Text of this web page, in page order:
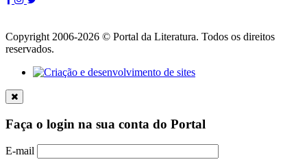
Copyright 2006-2026 © Portal da Literatura. Todos os direitos
reservados.
Faça o login na sua conta do Portal
E-mail